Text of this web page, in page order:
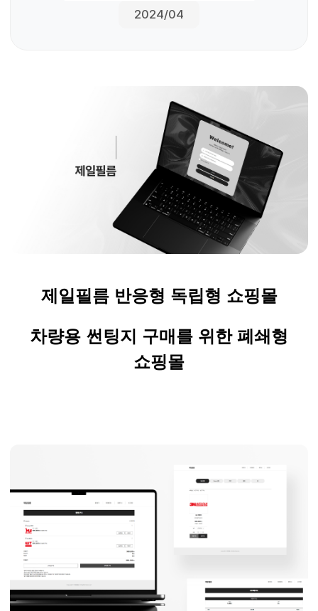
2024/04
제일필름 반응형 독립형 쇼핑몰
차량용 썬팅지 구매를 위한 폐쇄형
쇼핑몰